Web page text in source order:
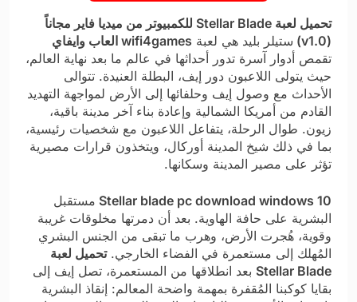
تحميل لعبة Stellar Blade للكمبيوتر من ميديا فاير مجاناً
(v1.0)
ستيلر بليد هي لعبة wifi4games العاب وايفاي
تقمص أدوار آسرة تدور أحداثها في عالم ما بعد نهاية العالم،
حيث يتولى اللاعبون دور إيف، البطلة العنيدة. تتوالى
الأحداث مع وصول إيف وحلفائها إلى الأرض لمواجهة التهديد
القادم من أمريكا الشمالية وإعادة بناء آخر مدينة باقية،
زيون. طوال الرحلة، يتفاعل اللاعبون مع شخصيات رئيسية،
بما في ذلك شيخ المدينة أوركال، ويتخذون قرارات مصيرية
تؤثر على مصير المدينة وسكانها.
Stellar blade pc download windows 10 مستقبل
البشرية على حافة الهاوية. بعد أن دمرتها مخلوقات غريبة
وقوية، هُجرت الأرض، وهرب ما تبقى من الجنس البشري
المُهلك إلى مستعمرة في الفضاء الخارجي.تحميل لعبة
Stellar Blade بعد انطلاقها من المستعمرة، تصل إيف إلى
بقايا كوكبنا المُقفرة بمهمة واضحة المعالم: إنقاذ البشرية